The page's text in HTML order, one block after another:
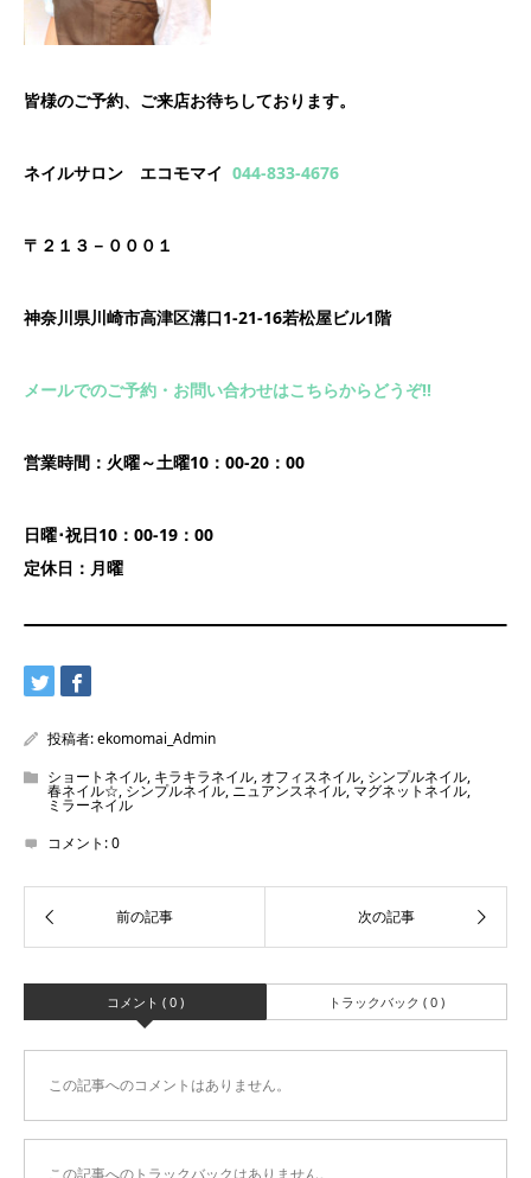
皆様のご予約、ご来店お待ちしております。
ネイルサロン エコモマイ 044-833-4676
〒２１３－０００１
神奈川県川崎市高津区溝口1-21-16若松屋ビル1階
メールでのご予約・お問い合わせはこちらからどうぞ!!
営業時間：火曜～土曜10：00-20：00
日曜･祝日10：00-19：00
定休日：月曜
投稿者:ekomomai_Admin
ショートネイル, キラキラネイル, オフィスネイル, シンプルネイル,
春ネイル☆,シンプルネイル,ニュアンスネイル, マグネットネイル,
ミラーネイル
コメント:0
コメント ( 0 ) トラックバック ( 0 )
この記事へのコメントはありません。
この記事へのトラックバックはありません。